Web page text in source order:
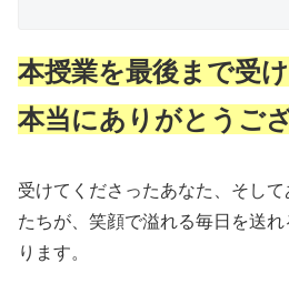
本授業を最後まで受
本当にありがとうご
受けてくださったあなた、そし
たちが、笑顔で溢れる毎日を送
ります。